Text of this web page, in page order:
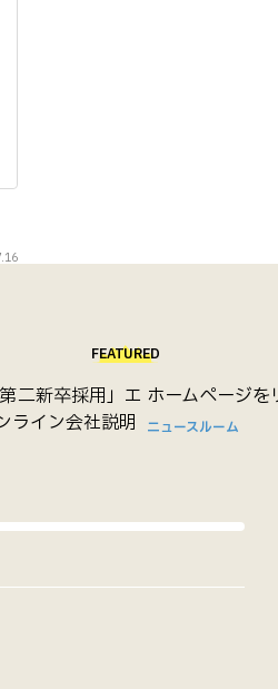
FEATURED
二新卒採用」エ
ライン会社説明
ホームページ
ニュースルーム